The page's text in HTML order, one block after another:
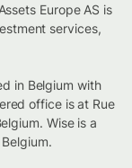
Europe AS is
services,
in Belgium with
office is at Rue
Wise is a